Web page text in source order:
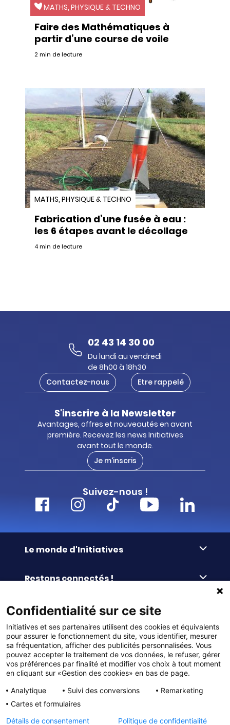
MATHS, PHYSIQUE & TECHNO
Faire des Mathématiques à
partir d’une course de voile
2 min de lecture
MATHS, PHYSIQUE & TECHNO
Fabrication d’une fusée à eau :
les 6 étapes avant le décollage
4 min de lecture
02 43 14 30 00
Du lundi au vendredi
de 8h00 à 18h30
Contactez-nous
Etre rappelé
S'inscrire à la Newsletter
Avantages, offres et nouveautés en avant
première. Recevez les news Initiatives
avant tout le monde.
Je m'inscris
Suivez-nous !
Le monde d'Initiatives
Le Fond’Actions Initiatives
Enquête de satisfaction
Restons connectés !
Le blog
La newsletter
Commander facilement
Commande par référence
Catalogues à télécharger
Panier
La livraison
Le paiement
Services & FAQ
Reprise des invendus
Paiement différé sans frais
100% Satisfait ou Remboursé
Le service Après-Vente
Liens pratiques
© DMP Initiatives 10 avenue Georges Auric - 72021
LE MANS CEDEX 2
Initiatives est le spécialiste français des solutions de
collecte de fonds pour les établissements scolaires
primaires, maternelles, aux collèges et lycées, aux
Confidentialité sur ce site
Initiatives et ses partenaires utilisent des cookies et équivalents
pour assurer le fonctionnement du site, vous identifier, mesurer
sa fréquentation, afficher des publicités personnalisées. Vous
pouvez accepter le traitement de vos données, le refuser, gérer
vos préférences par finalité et modifier vos choix à tout moment
en cliquant sur «Gestion des cookies» en bas de page.
Analytique
Suivi des conversions
Remarketing
Cartes et formulaires
Détails de consentement
Politique de confidentialité